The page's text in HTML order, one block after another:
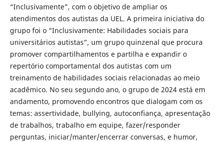
“Inclusivamente”, com o objetivo de ampliar os
atendimentos dos autistas da UEL. A primeira iniciativa do
grupo foi o “Inclusivamente: Habilidades sociais para
universitários autistas”, um grupo quinzenal que procura
promover compartilhamentos e partilha e expandir o
repertório comportamental dos autistas com um
treinamento de habilidades sociais relacionadas ao meio
acadêmico. No seu segundo ano, o grupo de 2024 está em
andamento, promovendo encontros que dialogam com os
temas: assertividade, bullying, autoconfiança, apresentação
de trabalhos, trabalho em equipe, fazer/responder
perguntas, iniciar/manter/encerrar conversas, e humor,